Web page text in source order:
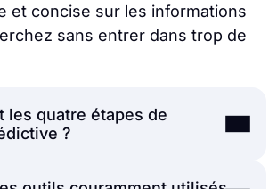
et concise sur les informations
sans entrer dans trop de
les quatre étapes de
?